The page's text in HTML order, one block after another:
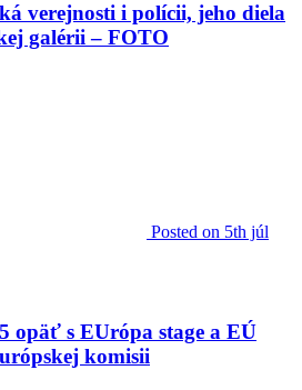
verejnosti i polícii, jeho diela
galérii – FOTO
Posted on 5th júl
opäť s EUrópa stage a EÚ
komisii